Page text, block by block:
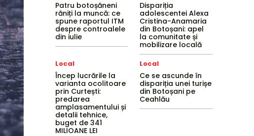
Patru botoșăneni
răniți la muncă: ce
spune raportul ITM
despre controalele
din iulie
Dispariția
adolescentei Alexa
Cristina-Anamaria
din Botoșani: apel
la comunitate și
mobilizare locală
Local
Încep lucrările la
varianta ocolitoare
prin Curtești:
predarea
amplasamentului și
detalii tehnice,
buget de 341
MILIOANE LEI
Local
Ce se ascunde în
dispariția unei turișe
din Botoșani pe
Ceahlău